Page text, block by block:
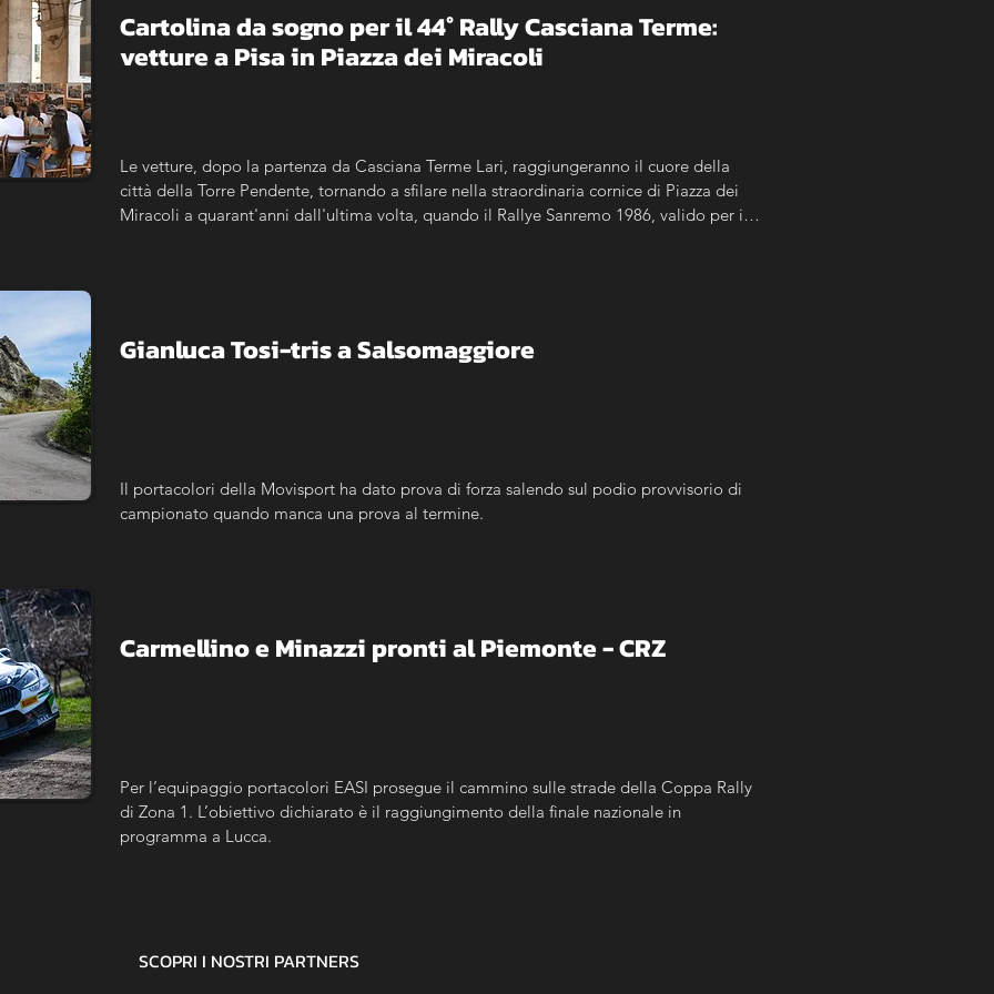
Cartolina da sogno per il 44° Rally Casciana Terme:
vetture a Pisa in Piazza dei Miracoli
Le vetture, dopo la partenza da Casciana Terme Lari, raggiungeranno il cuore della
città della Torre Pendente, tornando a sfilare nella straordinaria cornice di Piazza dei
Miracoli a quarant'anni dall'ultima volta, quando il Rallye Sanremo 1986, valido per il
Gianluca Tosi-tris a Salsomaggiore
Il portacolori della Movisport ha dato prova di forza salendo sul podio provvisorio di
campionato quando manca una prova al termine.
Carmellino e Minazzi pronti al Piemonte - CRZ
Per l’equipaggio portacolori EASI prosegue il cammino sulle strade della Coppa Rally
di Zona 1. L’obiettivo dichiarato è il raggiungimento della finale nazionale in
programma a Lucca.
SCOPRI I NOSTRI PARTNERS